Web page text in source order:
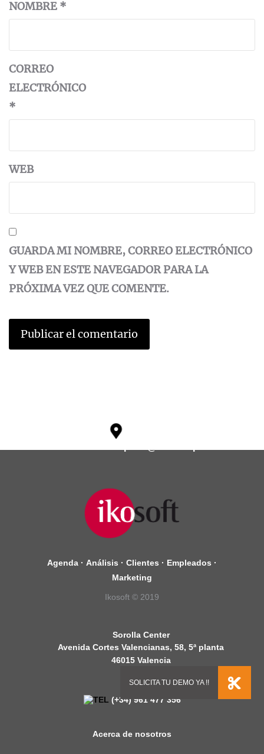
NOMBRE *
CORREO
ELECTRÓNICO
*
WEB
GUARDA MI NOMBRE, CORREO ELECTRÓNICO
Y WEB EN ESTE NAVEGADOR PARA LA
PRÓXIMA VEZ QUE COMENTE.
Agenda · Análisis · Clientes · Empleados ·
Marketing
Ikosoft © 2019
Sorolla Center
Avenida Cortes Valencianas, 58, 5ª planta
46015 Valencia
(+34) 961 477 356
Acerca de nosotros